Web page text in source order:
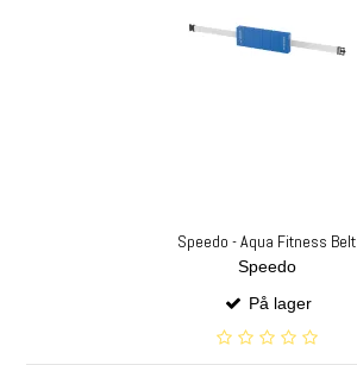
Speedo - Aqua Fitness Belt
Speedo
På lager